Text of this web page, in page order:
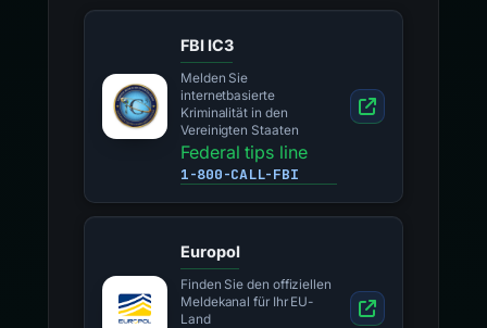
FBI IC3
Melden Sie
internetbasierte
Kriminalität in den
Vereinigten Staaten
Federal tips line
1-800-CALL-FBI
Europol
Finden Sie den offiziellen
Meldekanal für Ihr EU-
Land